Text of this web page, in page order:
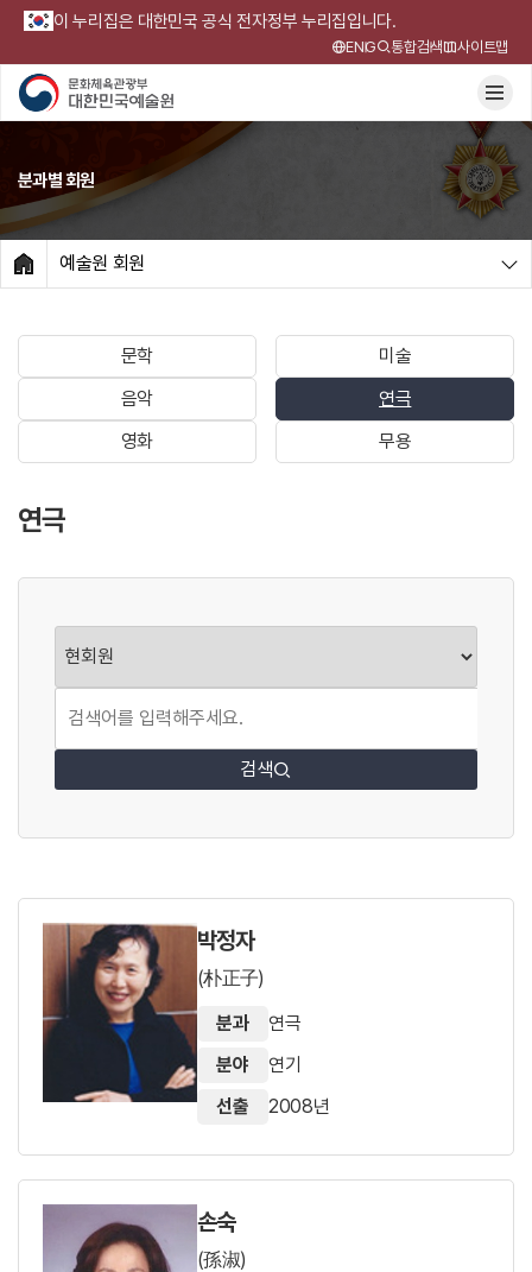
이 누리집은 대한민국 공식 전자정부 누리집입니다.
ENG 통합검색 사이트맵
분과별 회원
HOME
예술원 회원
문학
미술
음악
연극
영화
무용
연극
구
검색
박정자
(朴正子)
분과
연극
분야
연기
선출
2008년
손숙
(孫淑)